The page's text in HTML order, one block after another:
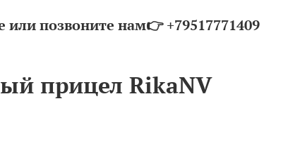
позвоните нам👉 +79517771409
прицел RikaNV